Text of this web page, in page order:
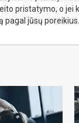
pristatymo, o jei
jūsų poreikius.